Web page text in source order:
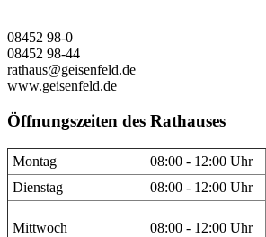
08452 98-0
08452 98-44
rathaus@geisenfeld.de
www.geisenfeld.de
Öffnungszeiten des Rathauses
Montag 08:00 - 12:00 Uhr
Dienstag
08:00 - 12:00 Uhr
Mittwoch 08:00 - 12:00 Uhr